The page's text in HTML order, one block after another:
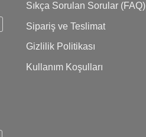
Sıkça Sorulan Sorular (FAQ)
Sipariş ve Teslimat
Gizlilik Politikası
Kullanım Koşulları